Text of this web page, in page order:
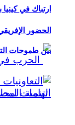
ارتباك في كينيا بشأن
الحضور
بين طموحات